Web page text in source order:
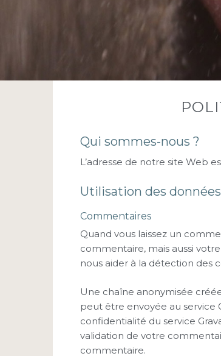
Qui sommes-nous ?
L’adresse de notre site Web
Utilisation des
Commentaires
Quand vous laissez un
commentaire, mais aussi
nous aider à la détection des
Une chaîne anonymisée
peut être envoyée au service
confidentialité du service
validation de votre
commentaire.